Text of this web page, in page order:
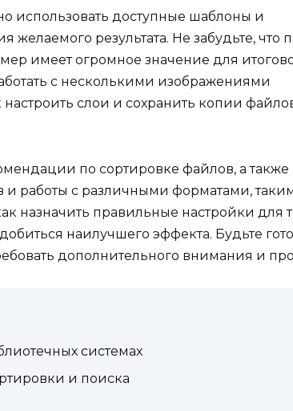
использовать доступные шаблоны и
результата. Не забудьте, что
имеет огромное значение для
с несколькими изображениями
слои и сохранить копии
по сортировке файлов, а также
и работы с различными форматами,
назначить правильные настройки для
наилучшего эффекта. Будьте
дополнительного внимания и
системах
и поиска